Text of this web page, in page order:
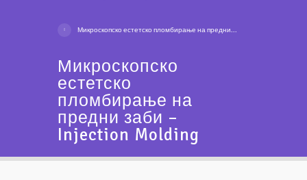
Микроскопско естетско пломбирање на предни...
Микроскопско
естетско
пломбирање на
предни заби –
Injection Molding